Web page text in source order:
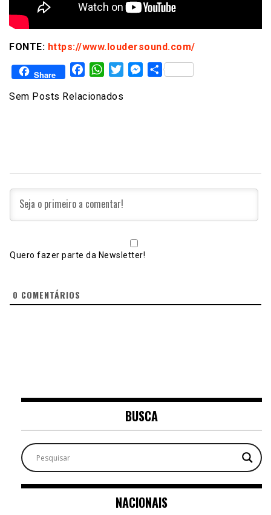
FONTE: https://www.loudersound.com/
Share FacebookWhatsAppTwitterMessenger
Share
Sem Posts Relacionados
Quero fazer parte da Newsletter!
0 COMENTÁRIOS
BUSCA
NACIONAIS